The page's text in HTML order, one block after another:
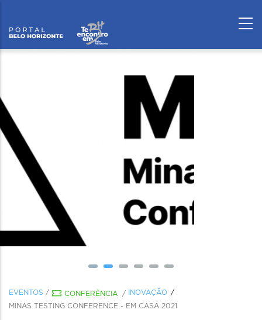
EVENTOS / CONFERÊNCIA /
INOVAÇÃO
MINAS TESTING CONFERENCE - EM CASA 2021